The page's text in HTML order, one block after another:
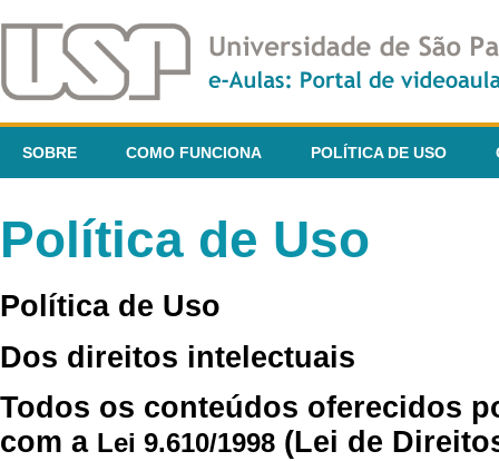
SOBRE COMO FUNCIONA POLÍTICA DE USO
Política de Uso
Política de Uso
Dos direitos intelectuais
Todos os conteúdos oferecidos
com a Lei 9.610/1998 (Lei de